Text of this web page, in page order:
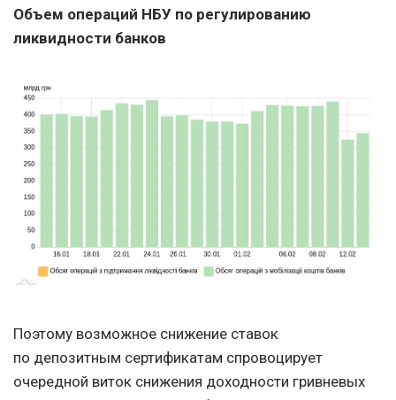
Объем операций НБУ по регулированию
ликвидности банков
Поэтому возможное снижение ставок
по депозитным сертификатам спровоцирует
очередной виток снижения доходности гривневых